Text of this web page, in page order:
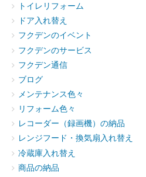
トイレリフォーム
ドア入れ替え
フクデンのイベント
フクデンのサービス
フクデン通信
ブログ
メンテナンス色々
リフォーム色々
レコーダー（録画機）の納品
レンジフード・換気扇入れ替え
冷蔵庫入れ替え
商品の納品